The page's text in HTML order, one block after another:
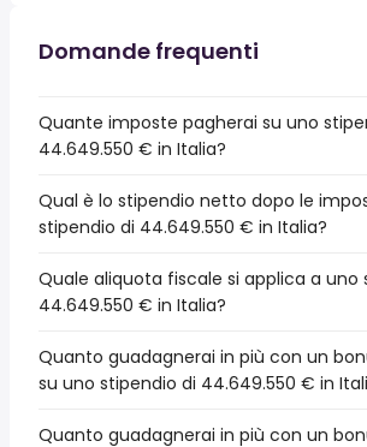
Domande frequenti
Quante imposte pagherai su uno
44.649.550 € in Italia?
Qual è lo stipendio netto dopo le
stipendio di 44.649.550 € in Italia?
Quale aliquota fiscale si applica a uno
44.649.550 € in Italia?
Quanto guadagnerai in più con un
su uno stipendio di 44.649.550 € in
Quanto guadagnerai in più con un